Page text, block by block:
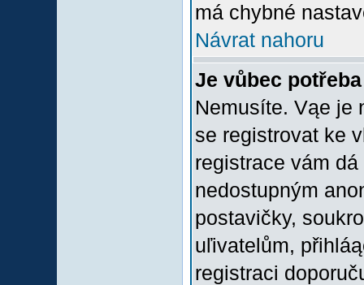
má chybné
Návrat nahoru
Je vůbec
Nemusíte. Vąe je
se registrovat ke
registrace vám
nedostupným
postavičky,
uľivatelům,
registraci